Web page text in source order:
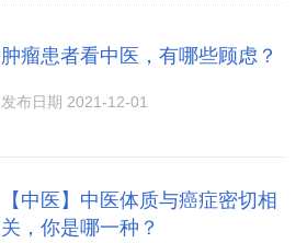
肿瘤患者看中医，有哪些顾虑？
发布日期 2021-12-01
【中医】中医体质与癌症密切相
关，你是哪一种？